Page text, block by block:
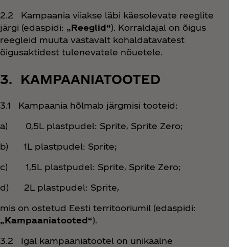
2.2 Kampaania viiakse läbi käesolevate reeglite
järgi (edaspidi: „Reeglid“). Korraldajal on õigus
reegleid muuta vastavalt kohaldatavatest
õigusaktidest tulenevatele nõuetele.
3. KAMPAANIATOOTED
3.1 Kampaania hõlmab järgmisi tooteid:
a) 0,5L plastpudel: Sprite, Sprite Zero;
b) 1L plastpudel: Sprite;
c) 1,5L plastpudel: Sprite, Sprite Zero;
d) 2L plastpudel: Sprite,
mis on ostetud Eesti territooriumil (edaspidi:
„Kampaaniatooted“).
3.2 Igal kampaaniatootel on unikaalne